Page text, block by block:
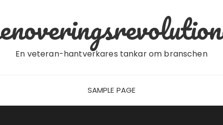
En veteran-hantverkares tankar om branschen
SAMPLE PAGE